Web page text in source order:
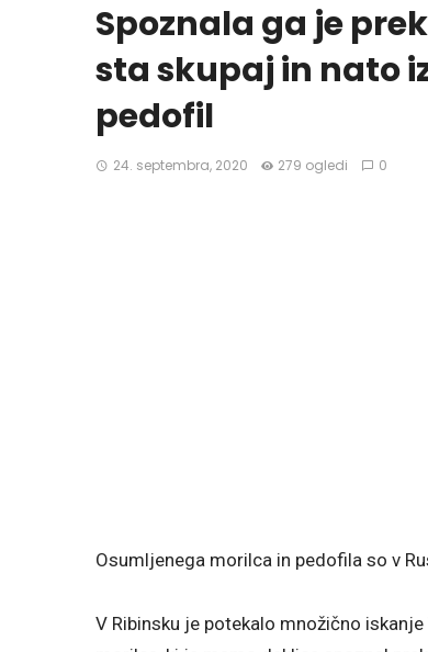
Spoznala ga je
sta skupaj in nato
pedofil
24. septembra, 2020 279 ogledi 0
Osumljenega morilca in pedofila so v
V Ribinsku je potekalo množično